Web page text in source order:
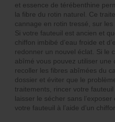
et essence de térébenthine
la fibre du rotin naturel. Ce
cannage en rotin tressé, sur
Si votre fauteuil est ancien et
chiffon imbibé d’eau froide et
redonner un nouvel éclat. Si le
abîmé vous pouvez utiliser une
recoller les fibres abîmées du
dossier et éviter que le
traitements, rincer votre
laisser le sécher sans
votre fauteuil à l’aide d’un